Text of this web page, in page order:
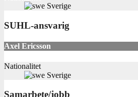
Sverige
SUHL-ansvarig
Axel Ericsson
Nationalitet
Sverige
Samarbete/jobb